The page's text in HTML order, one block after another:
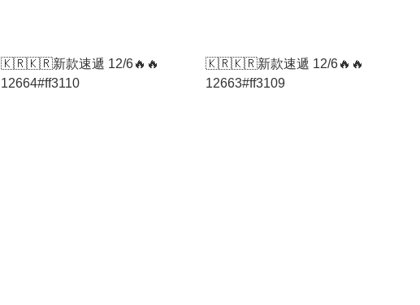
🇰🇷🇰🇷新款速遞 12/6🔥🔥
12664#ff3110
🇰🇷🇰🇷新款速遞 12/6🔥🔥
12663#ff3109